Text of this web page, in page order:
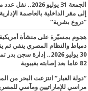
الجمعة 31 يوليو
إلى مقر الداخلية بالعاصمة
“دروع بشرية”
هجوم بمسيّرة على منشأة أمريكية
دمياط والنظام المصري ينفي ثم
30 يوليو 2026.. إدارة
82 عاما بعد إصابته بغيبوبة
“دولة العبار” انتزعت البحر من